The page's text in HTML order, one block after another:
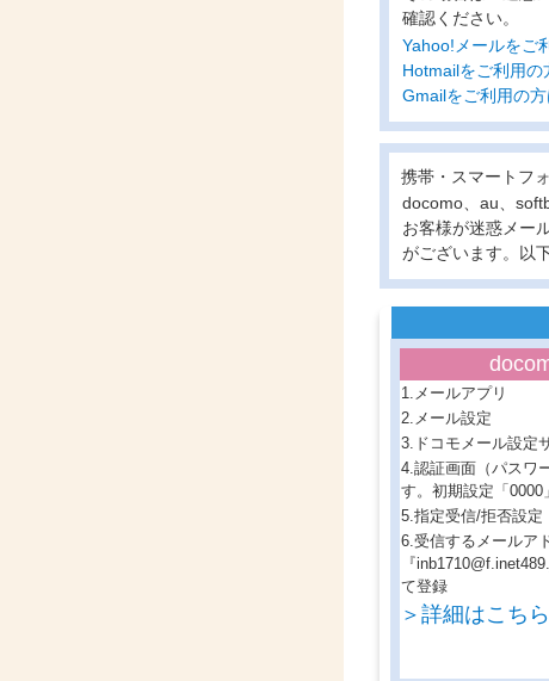
確認ください。
Yahoo!メールをご
Hotmailをご利用の
Gmailをご利用の
携帯・スマートフ
docomo、au、
お客様が迷惑メー
がございます。以
1.メールアプリ
2.メール設定
3.ドコモメール設定
4.認証画面（パスワ
す。初期設定「0000
5.指定受信/拒否設定
6.受信するメールア
『
て登録
＞詳細はこちら